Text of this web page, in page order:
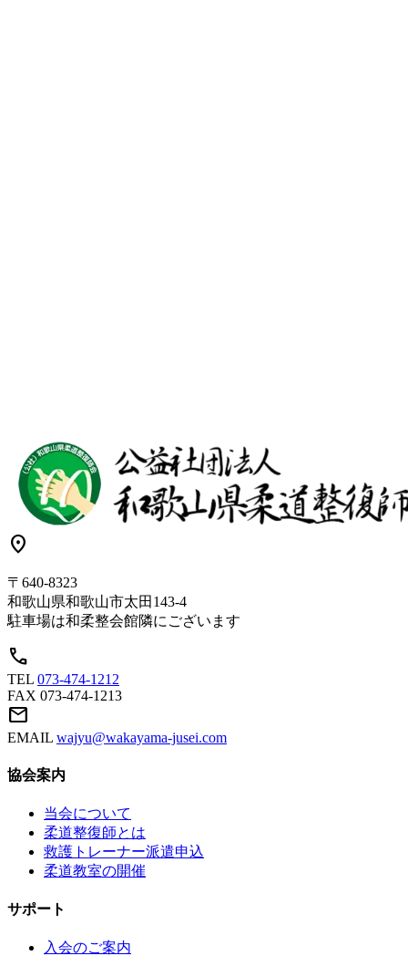
location_on
〒640-8323
和歌山県和歌山市太田143-4
駐車場は和柔整会館隣にございます
call
TEL 073-474-1212
FAX 073-474-1213
mail
EMAIL wajyu@wakayama-jusei.com
協会案内
当会について
柔道整復師とは
救護トレーナー派遣申込
柔道教室の開催
サポート
入会のご案内